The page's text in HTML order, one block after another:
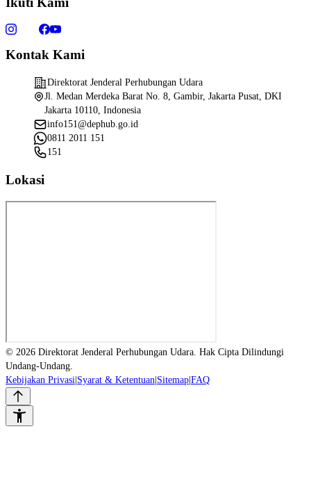
Kontak Kami
Direktorat Jenderal Perhubungan Udara
Jl. Medan Merdeka Barat No. 8, Gambir, Jakarta Pusat, DKI
Jakarta 10110, Indonesia
info151@dephub.go.id
0811 2011 151
151
Lokasi
© 2026 Direktorat Jenderal Perhubungan Udara. Hak Cipta Dilindungi
Undang-Undang.
Kebijakan Privasi|Syarat & Ketentuan|Sitemap|FAQ